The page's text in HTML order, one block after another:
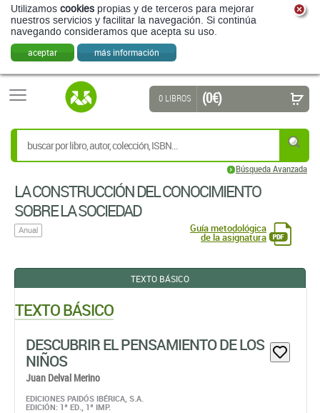
Utilizamos cookies propias y de terceros para mejorar
nuestros servicios y facilitar la navegación. Si continúa
navegando consideramos que acepta su uso.
aceptar más información
Búsqueda Avanzada
0 LIBROS (0 €)
LA CONSTRUCCIÓN DEL CONOCIMIENTO
SOBRE LA SOCIEDAD
Anual Guía metodológica
de la asignatura
TEXTO BÁSICO
TEXTO BÁSICO
DESCUBRIR EL PENSAMIENTO DE LOS
NIÑOS
Juan Delval Merino
EDICIONES PAIDÓS IBÉRICA, S.A.
EDICIÓN: 1ª ED., 1ª IMP.